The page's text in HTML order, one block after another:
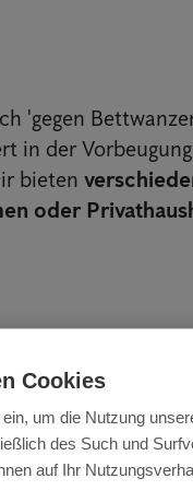
'gegen
in der
bieten
oder
für eine
zu bekämpfen,
Cookies
um die Nutzung
des Such und
auf Ihr